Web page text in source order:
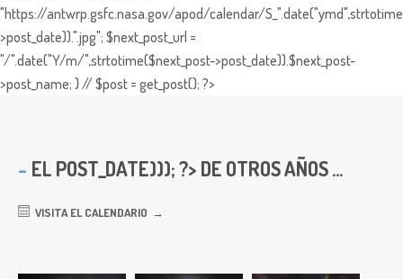
"https://antwrp.gsfc.nasa.gov/apod/calendar/
>post_date)).".jpg"; $next_post_url =
"/".date("Y/m/",strtotime($next_post->post_date)).$next_post-
>post_name; } // $post = get_post(); ?>
EL POST_DATE))); ?> DE OTROS AÑOS ...
VISITA EL CALENDARIO